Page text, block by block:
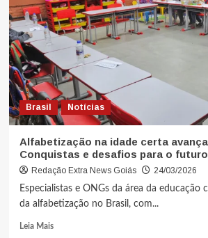
Brasil Notícias
Alfabetização na idade certa
Conquistas e desafios para o futuro
Redação Extra News Goiás
24/03/2026
Especialistas e ONGs da área da educação
da alfabetização no Brasil, com...
Leia Mais